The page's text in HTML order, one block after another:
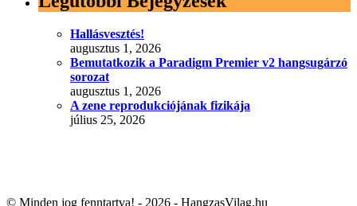
Hallásvesztés!
augusztus 1, 2026
Bemutatkozik a Paradigm Premier v2 hangsugárzó
sorozat
augusztus 1, 2026
A zene reprodukciójának fizikája
július 25, 2026
© Minden jog fenntartva! - 2026 - HangzasVilag.hu